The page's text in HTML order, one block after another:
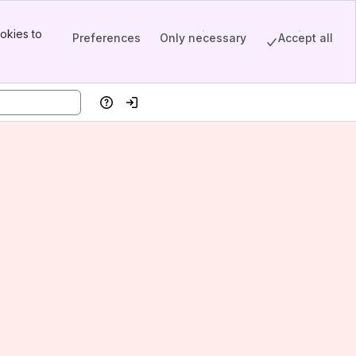
to
Preferences Only necessary Accept all
HelpLog in